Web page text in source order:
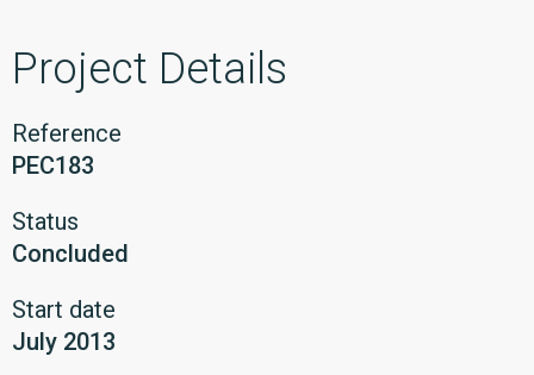
Project Details
Reference
PEC183
Status
Concluded
Start date
July 2013